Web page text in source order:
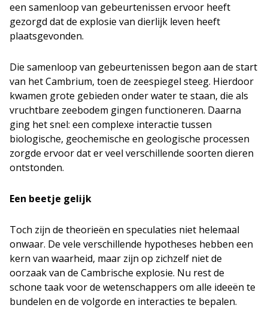
een samenloop van gebeurtenissen ervoor heeft
gezorgd dat de explosie van dierlijk leven heeft
plaatsgevonden.
Die samenloop van gebeurtenissen begon aan de start
van het Cambrium, toen de zeespiegel steeg. Hierdoor
kwamen grote gebieden onder water te staan, die als
vruchtbare zeebodem gingen functioneren. Daarna
ging het snel: een complexe interactie tussen
biologische, geochemische en geologische processen
zorgde ervoor dat er veel verschillende soorten dieren
ontstonden.
Een beetje gelijk
Toch zijn de theorieën en speculaties niet helemaal
onwaar. De vele verschillende hypotheses hebben een
kern van waarheid, maar zijn op zichzelf niet de
oorzaak van de Cambrische explosie. Nu rest de
schone taak voor de wetenschappers om alle ideeën te
bundelen en de volgorde en interacties te bepalen.